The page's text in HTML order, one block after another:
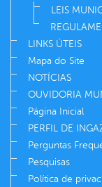
LEIS
LINKS ÚTEIS
Mapa do Site
NOTÍCIAS
OUVIDORIA
Página Inicial
PERFIL DE
Perguntas
Pesquisas
Política de